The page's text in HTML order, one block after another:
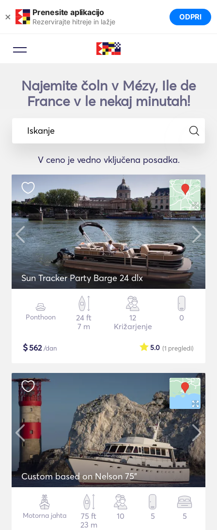
× Prenesite aplikacijo
Rezervirajte hitreje in lažje ODPRI
Najemite čoln v Mézy, Ile de
France v le nekaj minutah!
Iskanje
V ceno je vedno vključena posadka.
Sun Tracker Party Barge 24 dlx
Ponthoon
24 ft
7 m
12
Križarjenje
0
$562/dan (1 pregledi)
5.0
Custom based on Nelson 75"
Motorna jahta
75 ft
23 m
10 5 5